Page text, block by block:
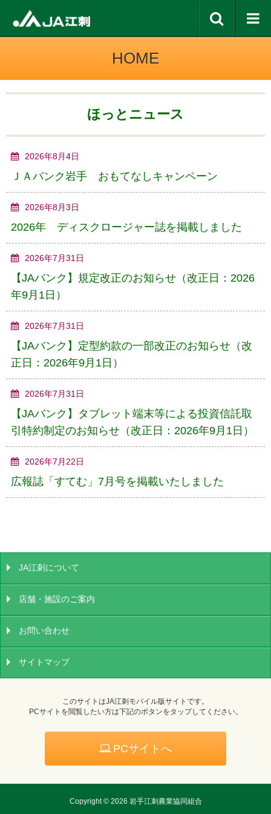
HOME
ほっとニュース
2026年8月4日
ＪＡバンク岩手 おもてなしキャンペーン
2026年8月3日
2026年 ディスクロージャー誌を掲載しました
2026年7月31日
【JAバンク】規定改正のお知らせ（改正日：2026
年9月1日）
2026年7月31日
【JAバンク】定型約款の一部改正のお知らせ（改
正日：2026年9月1日）
2026年7月31日
【JAバンク】タブレット端末等による投資信託取
引特約制定のお知らせ（改正日：2026年9月1日）
2026年7月22日
広報誌「すてむ」7月号を掲載いたしました
JA江刺について
店舗・施設のご案内
お問い合わせ
サイトマップ
このサイトはJA江刺モバイル版サイトです。
PCサイトを閲覧したい方は下記のボタンをタップしてください。
PCサイトへ
Copyright © 2026 岩手江刺農業協同組合